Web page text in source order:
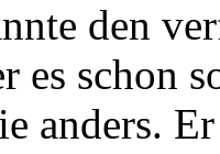
den
es schon
anders.